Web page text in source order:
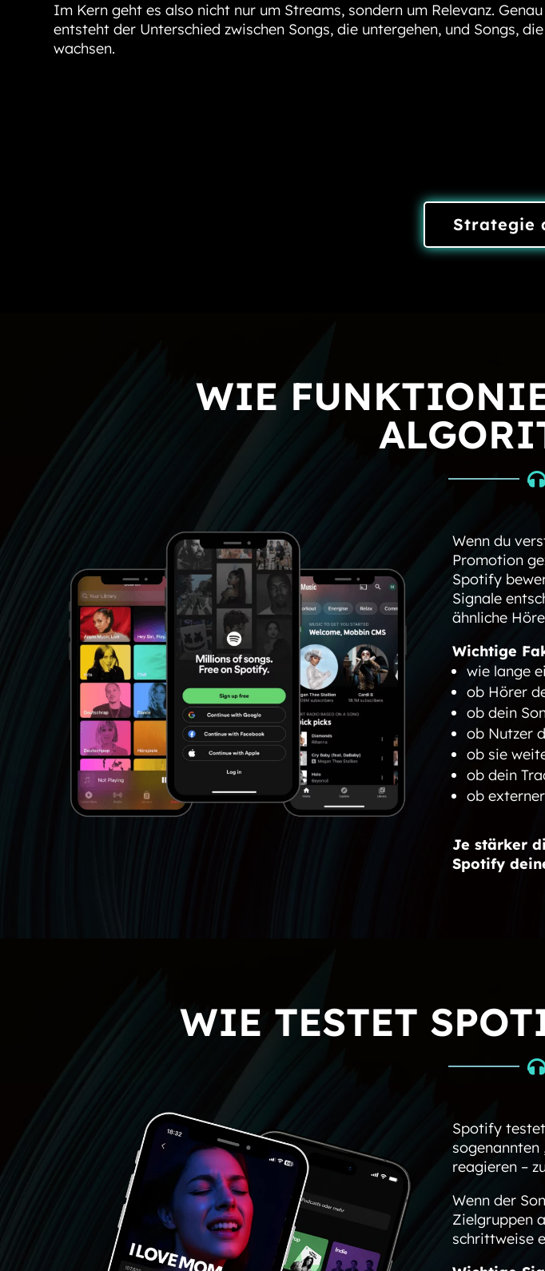
Im Kern geht es also nicht nur um Streams, sondern um Relevanz.
entsteht der Unterschied zwischen Songs, die untergehen, und Songs, die
wachsen.
Strategie
WIE
Wenn du
Promotion
Spotify
Signale
ähnliche
Wichtige
wie lange
ob Hörer
ob dein
ob Nutzer
ob sie
ob dein
ob
Je stärker
Spotify
WIE TESTET
Spotify
sogenannten
reagieren –
Wenn der
Zielgruppen
schrittweise